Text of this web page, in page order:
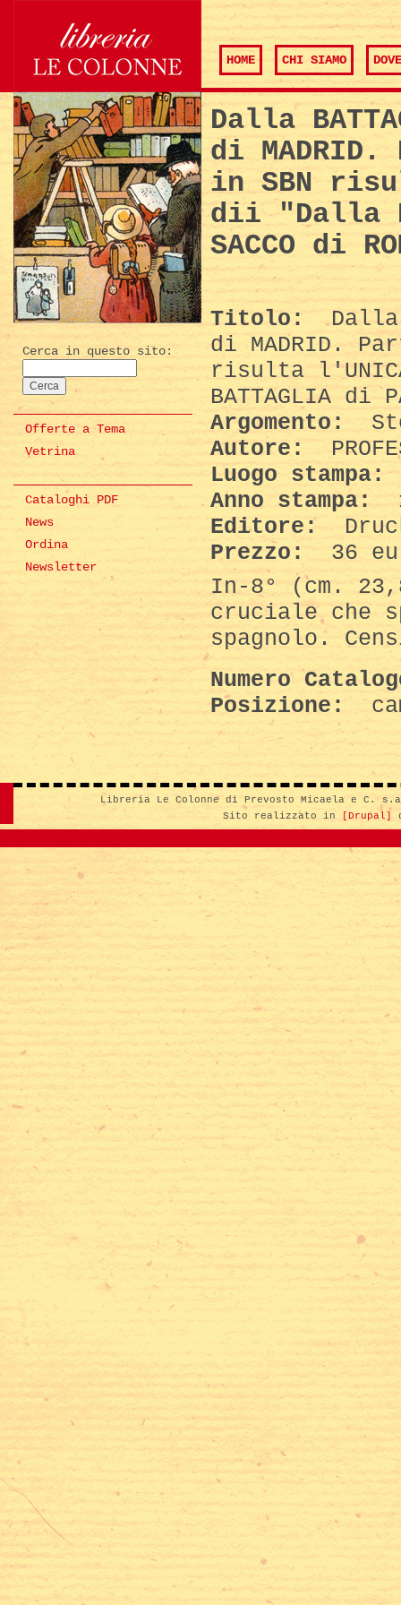
HOME CHI SIAMO
Cerca in questo sito:
Offerte a Tema
Vetrina
Cataloghi PDF
News
Ordina
Newsletter
Dalla
di
in SBN
dii "Dalla
SACCO di
Titolo:
Dalla
di MADRID.
risulta
BATTAGLIA di
Argomento:
Autore:
Luogo stampa:
Anno stampa:
Editore:
Prezzo:
36
In-8° (cm.
cruciale che
spagnolo.
Numero
Posizione:
Libreria Le Colonne di Prevosto Micaela e C.
Sito realizzato in
[Drupal]